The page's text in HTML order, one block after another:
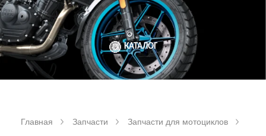
КАТАЛОГ
Главная Запчасти Запчасти для мотоциклов